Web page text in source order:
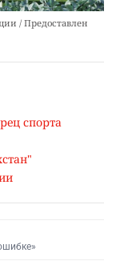
/ Предоставлен
спорта